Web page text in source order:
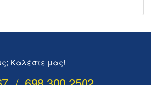
Καλέστε μας!